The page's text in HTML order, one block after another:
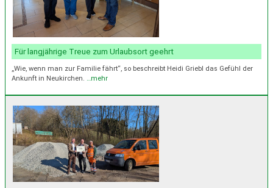
Für langjährige Treue zum Urlaubsort geehrt
„Wie, wenn man zur Familie fährt“, so beschreibt Heidi Griebl das Gefühl der
Ankunft in Neukirchen.
…mehr